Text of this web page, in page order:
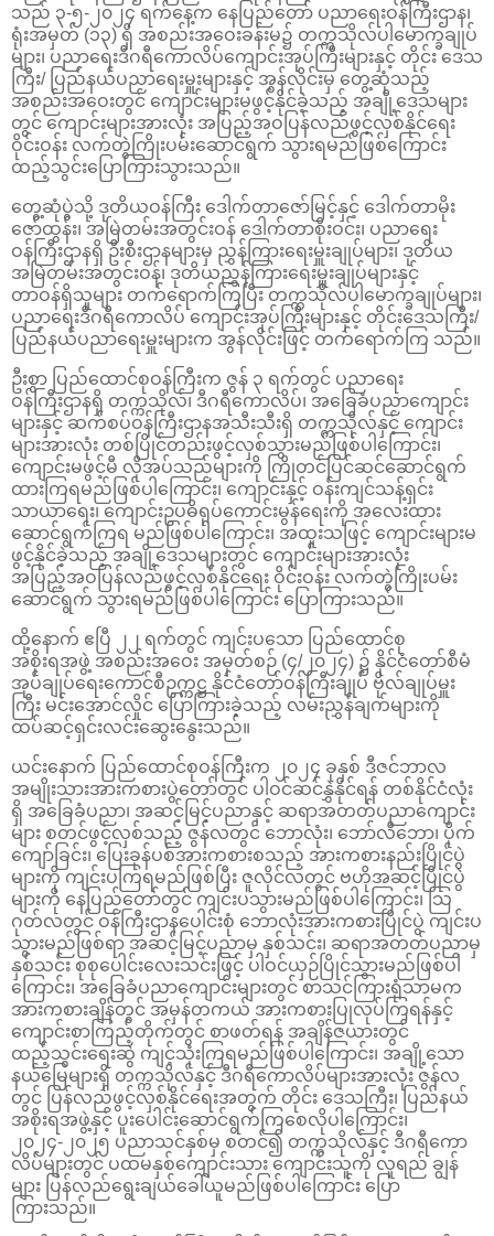
သည် ၃-၅-၂၀၂၄ ရက်နေ့က နေပြည်တော် ပညာရေးဝန်ကြီးဌာန၊
ရုံးအမှတ် (၁၃) ရှိ အစည်းအဝေးခန်းမ၌ တက္ကသိုလ်ပါမောက္ခချုပ်
များ၊ ပညာရေးဒီဂရီကောလိပ်ကျောင်းအုပ်ကြီးများနှင့် တိုင်း ဒေသ
ကြီး/ ပြည်နယ်ပညာရေးမှူးများနှင့် အွန်လိုင်းမှ တွေ့ဆုံသည့်
အစည်းအဝေးတွင် ကျောင်းများမဖွင့်နိုင်ခဲ့သည့် အချို့ဒေသများ
တွင် ကျောင်းများအားလုံး အပြည့်အဝပြန်လည်ဖွင့်လှစ်နိုင်ရေး
ဝိုင်းဝန်း လက်တွဲကြိုးပမ်းဆောင်ရွက် သွားရမည်ဖြစ်ကြောင်း
ထည့်သွင်းပြောကြားသွားသည်။
တွေ့ဆုံပွဲသို့ ဒုတိယဝန်ကြီး ဒေါက်တာဇော်မြင့်နှင့် ဒေါက်တာမိုး
ဇော်ထွန်း၊ အမြဲတမ်းအတွင်းဝန် ဒေါက်တာစိုးဝင်း၊ ပညာရေး
ဝန်ကြီးဌာနရှိ ဦးစီးဌာနများမှ ညွှန်ကြားရေးမှူးချုပ်များ၊ ဒုတိယ
အမြဲတမ်းအတွင်းဝန်၊ ဒုတိယညွှန်ကြားရေးမှူးချုပ်များနှင့်
တာဝန်ရှိသူများ တက်ရောက်ကြပြီး တက္ကသိုလ်ပါမောက္ခချုပ်များ၊
ပညာရေးဒီဂရီကောလိပ် ကျောင်းအုပ်ကြီးများနှင့် တိုင်းဒေသကြီး/
ပြည်နယ်ပညာရေးမှူးများက အွန်လိုင်းဖြင့် တက်ရောက်ကြ သည်။
ဦးစွာ ပြည်ထောင်စုဝန်ကြီးက ဇွန် ၃ ရက်တွင် ပညာရေး
ဝန်ကြီးဌာနရှိ တက္ကသိုလ်၊ ဒီဂရီကောလိပ်၊ အခြေခံပညာကျောင်း
များနှင့် ဆက်စပ်ဝန်ကြီးဌာနအသီးသီးရှိ တက္ကသိုလ်နှင့် ကျောင်း
များအားလုံး တစ်ပြိုင်တည်းဖွင့်လှစ်သွားမည်ဖြစ်ပါကြောင်း၊
ကျောင်းမဖွင့်မီ လိုအပ်သည်များကို ကြိုတင်ပြင်ဆင်ဆောင်ရွက်
ထားကြရမည်ဖြစ်ပါကြောင်း၊ ကျောင်းနှင့် ဝန်းကျင်သန့်ရှင်း
သာယာရေး၊ ကျောင်းဥပဓိရုပ်ကောင်းမွန်ရေးကို အလေးထား
ဆောင်ရွက်ကြရ မည်ဖြစ်ပါကြောင်း၊ အထူးသဖြင့် ကျောင်းများမ
ဖွင့်နိုင်ခဲ့သည့် အချို့ဒေသများတွင် ကျောင်းများအားလုံး
အပြည့်အဝပြန်လည်ဖွင့်လှစ်နိုင်ရေး ဝိုင်းဝန်း လက်တွဲကြိုးပမ်း
ဆောင်ရွက် သွားရမည်ဖြစ်ပါကြောင်း ပြောကြားသည်။
ထို့နောက် ဧပြီ ၂၂ ရက်တွင် ကျင်းပသော ပြည်ထောင်စု
အစိုးရအဖွဲ့ အစည်းအဝေး အမှတ်စဉ် (၄/၂၀၂၄) ၌ နိုင်ငံတော်စီမံ
အုပ်ချုပ်ရေးကောင်စီဥက္ကဋ္ဌ နိုင်ငံတော်ဝန်ကြီးချုပ် ဗိုလ်ချုပ်မှူး
ကြီး မင်းအောင်လှိုင် ပြောကြားခဲ့သည့် လမ်းညွှန်ချက်များကို
ထပ်ဆင့်ရှင်းလင်းဆွေးနွေးသည်။
ယင်းနောက် ပြည်ထောင်စုဝန်ကြီးက ၂၀၂၄ ခုနှစ် ဒီဇင်ဘာလ
အမျိုးသားအားကစားပွဲတော်တွင် ပါဝင်ဆင်နွှဲနိုင်ရန် တစ်နိုင်ငံလုံး
ရှိ အခြေခံပညာ၊ အဆင့်မြင့်ပညာနှင့် ဆရာအတတ်ပညာကျောင်း
များ စတင်ဖွင့်လှစ်သည့် ဇွန်လတွင် ဘောလုံး၊ ဘော်လီဘော၊ ပိုက်
ကျော်ခြင်း၊ ပြေးခုန်ပစ်အားကစားစသည့် အားကစားနည်းပြိုင်ပွဲ
များကို ကျင်းပကြရမည်ဖြစ်ပြီး ဇူလိုင်လတွင် ဗဟိုအဆင့်ပြိုင်ပွဲ
များကို နေပြည်တော်တွင် ကျင်းပသွားမည်ဖြစ်ပါကြောင်း၊ သြ
ဂုတ်လတွင် ဝန်ကြီးဌာနပေါင်းစုံ ဘောလုံးအားကစားပြိုင်ပွဲ ကျင်းပ
သွားမည်ဖြစ်ရာ အဆင့်မြင့်ပညာမှ နှစ်သင်း၊ ဆရာအတတ်ပညာမှ
နှစ်သင်း စုစုပေါင်းလေးသင်းဖြင့် ပါဝင်ယှဉ်ပြိုင်သွားမည်ဖြစ်ပါ
ကြောင်း၊ အခြေခံပညာကျောင်းများတွင် စာသင်ကြားရုံသာမက
အားကစားချိန်တွင် အမှန်တကယ် အားကစားပြုလုပ်ကြရန်နှင့်
ကျောင်းစာကြည့်တိုက်တွင် စာဖတ်ရန် အချိန်ဇယားတွင်
ထည့်သွင်းရေးဆွဲ ကျင့်သုံးကြရမည်ဖြစ်ပါကြောင်း၊ အချို့သော
နယ်မြေများရှိ တက္ကသိုလ်နှင့် ဒီဂရီကောလိပ်များအားလုံး ဇွန်လ
တွင် ပြန်လည်ဖွင့်လှစ်နိုင်ရေးအတွက် တိုင်း ဒေသကြီး၊ ပြည်နယ်
အစိုးရအဖွဲ့နှင့် ပူးပေါင်းဆောင်ရွက်ကြစေလိုပါကြောင်း၊
၂၀၂၄-၂၀၂၅ ပညာသင်နှစ်မှ စတင်၍ တက္ကသိုလ်နှင့် ဒီဂရီကော
လိပ်များတွင် ပထမနှစ်ကျောင်းသား ကျောင်းသူကို လူရည် ချွန်
များ ပြန်လည်ရွေးချယ်ခေါ်ယူမည်ဖြစ်ပါကြောင်း ပြော
ကြားသည်။